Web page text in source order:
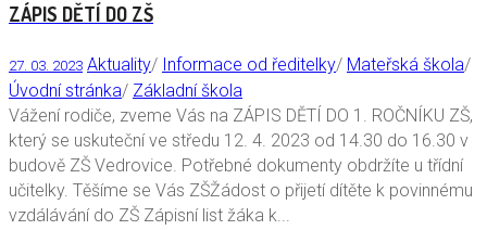
ZÁPIS DĚTÍ DO ZŠ
27. 03. 2023 Aktuality/ Informace od ředitelky/ Mateřská škola/
Úvodní stránka/ Základní škola
Vážení rodiče, zveme Vás na ZÁPIS DĚTÍ DO 1. ROČNÍKU ZŠ,
který se uskuteční ve středu 12. 4. 2023 od 14.30 do 16.30 v
budově ZŠ Vedrovice. Potřebné dokumenty obdržíte u třídní
učitelky. Těšíme se Vás ZŠŽádost o přijetí dítěte k povinnému
vzdálávání do ZŠ Zápisní list žáka k...